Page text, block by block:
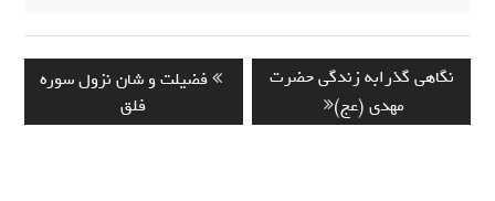
راهبری
نوشته
Previous
فضیلت و شان نزول سوره
فلق
Next
نگاهی گذرابه زندگی حضرت
مهدی (عج)